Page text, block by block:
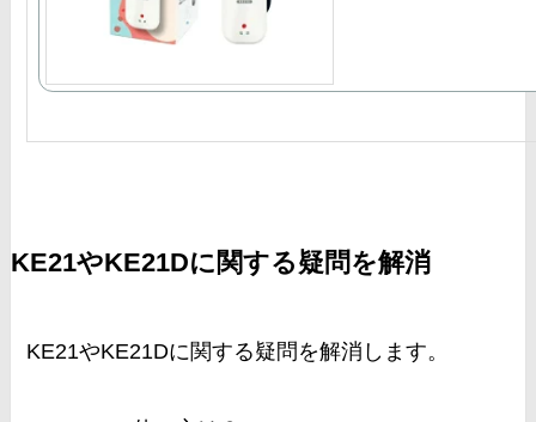
KE21やKE21Dに関する疑問を解消
KE21やKE21Dに関する疑問を解消します。